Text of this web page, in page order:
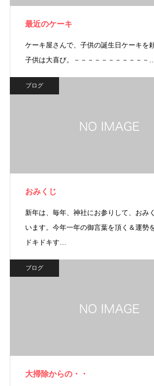
最近のケーキ
ケーキ屋さんで、子供の誕生日ケーキを
子供は大喜び。－－－－－－－－－－－…
ブログ
おみくじ
新年は、毎年、神社にお参りして、おみ
います。今年一年の御言葉を頂く＆運勢
ドキドキす…
ブログ
大掃除からの・・